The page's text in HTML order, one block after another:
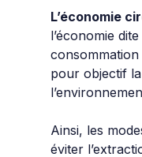
L’économie
l’économie
pour objectif
Ainsi, les
éviter